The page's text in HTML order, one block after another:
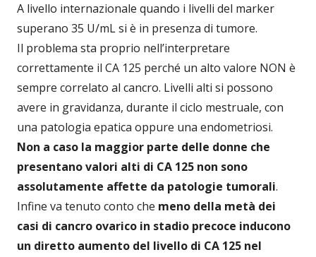
A livello internazionale quando i livelli del marker
superano 35 U/mL si è in presenza di tumore.
Il problema sta proprio nell’interpretare
correttamente il CA 125 perché un alto valore NON è
sempre correlato al cancro. Livelli alti si possono
avere in gravidanza, durante il ciclo mestruale, con
una patologia epatica oppure una endometriosi.
Non a caso la maggior parte delle donne che
presentano valori alti di CA 125 non sono
assolutamente affette da patologie tumorali.
Infine va tenuto conto che meno della metà dei
casi di cancro ovarico in stadio precoce inducono
un diretto aumento del livello di CA 125 nel